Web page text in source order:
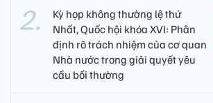
Kỳ họp không thường lệ thứ
Nhất, Quốc hội khóa XVI: Phân
định rõ trách nhiệm của cơ quan
Nhà nước trong giải quyết yêu
cầu bồi thường